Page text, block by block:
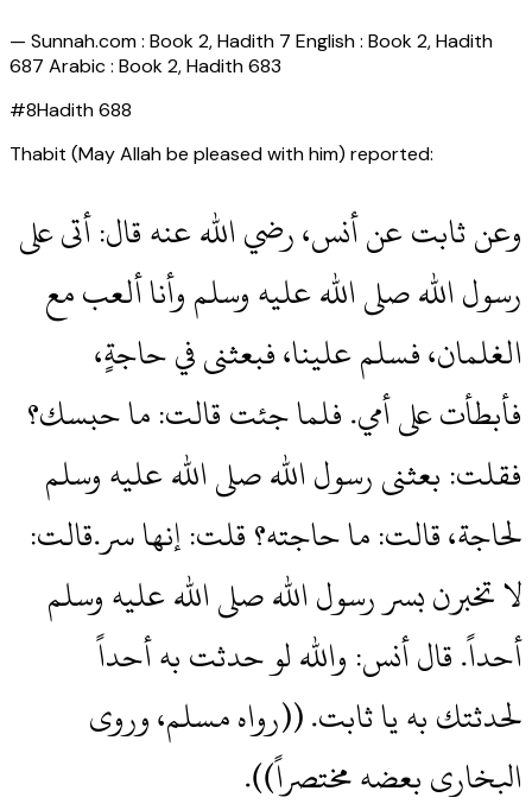
— Sunnah.com : Book 2, Hadith 7 English : Book 2, Hadith
687 Arabic : Book 2, Hadith 683
#8Hadith688
Thabit (May Allah be pleased with him) reported:
وعن ثابت عن أنس، رضي الله عنه قال‏:‏ أتى على
رسول الله صلى الله عليه وسلم وأنا ألعب مع
الغلمان، فسلم علينا، فبعثنى في حاجةٍ،
فأبطأت على أمي‏.‏ فلما جئت قالت‏:‏ ما حبسك‏؟‏
فقلت‏:‏ بعثنى رسول الله صلى الله عليه وسلم
لحاجة، قالت‏:‏ ما حاجته‏؟‏ قلت‏:‏ إنها سر‏.‏قالت‏:‏
لا تخبرن بسر رسول الله صلى الله عليه وسلم
أحداً‏.‏ قال أنس‏:‏ والله لو حدثت به أحداً
لحدثتك به يا ثابت‏.‏ ‏(‏‏(‏رواه مسلم، وروى
البخارى بعضه مختصراً‏)‏‏)‏‏.‏